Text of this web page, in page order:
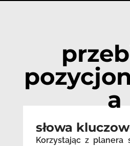
a
słowa
Korzystając z planera